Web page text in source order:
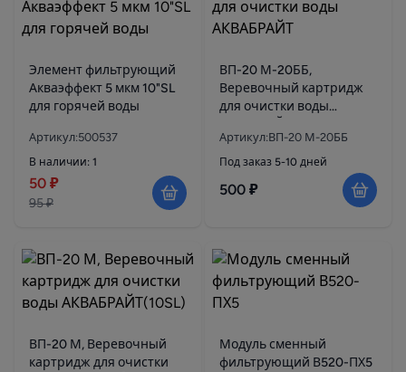
Элемент фильтрующий
Акваэффект 5 мкм 10"SL
для горячей воды
Артикул:500537
В наличии: 1
50 ₽
95 ₽
ВП-20 М-20ББ,
Веревочный картридж
для очистки воды
Артикул:ВП-20 М-20ББ
Под заказ 5-10 дней
500 ₽
ВП-20 М, Веревочный
картридж для очистки
Модуль сменный
фильтрующий В520-ПХ5